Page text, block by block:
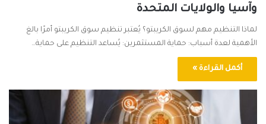
وآسيا والولايات المتحدة
لماذا التنظيم مهم لسوق الكريبتو؟ يُعتبر تنظيم سوق الكريبتو أمرًا بالغ
الأهمية لعدة أسباب: حماية المستثمرين: يُساعد التنظيم على حماية…
أكمل القراءة »